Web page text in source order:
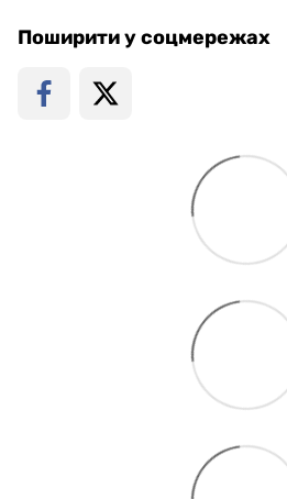
Поширити у соцмережах